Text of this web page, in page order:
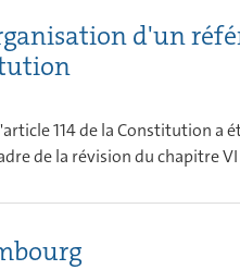
d'un
114 de la Constitution a
de la révision du chapitre